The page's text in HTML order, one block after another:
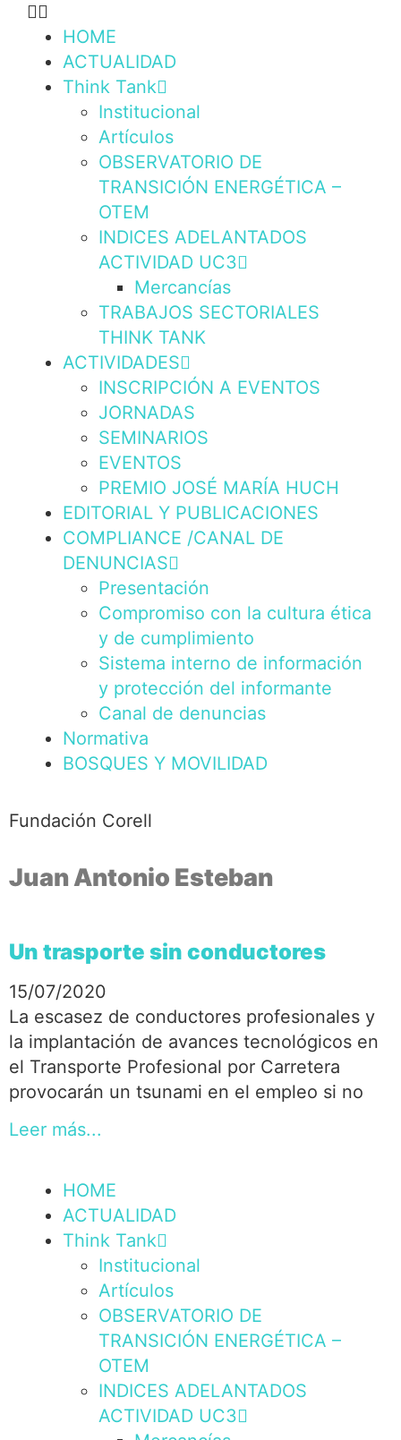
HOME
ACTUALIDAD
Think Tank
Institucional
Artículos
OBSERVATORIO DE
TRANSICIÓN ENERGÉTICA –
OTEM
INDICES ADELANTADOS
ACTIVIDAD UC3
Mercancías
TRABAJOS SECTORIALES
THINK TANK
ACTIVIDADES
INSCRIPCIÓN A EVENTOS
JORNADAS
SEMINARIOS
EVENTOS
PREMIO JOSÉ MARÍA HUCH
EDITORIAL Y PUBLICACIONES
COMPLIANCE /CANAL DE
DENUNCIAS
Presentación
Compromiso con la cultura ética
y de cumplimiento
Sistema interno de información
y protección del informante
Canal de denuncias
Normativa
BOSQUES Y MOVILIDAD
Fundación Corell
Juan Antonio Esteban
Un trasporte sin conductores
15/07/2020
La escasez de conductores profesionales y
la implantación de avances tecnológicos en
el Transporte Profesional por Carretera
provocarán un tsunami en el empleo si no
Leer más...
HOME
ACTUALIDAD
Think Tank
Institucional
Artículos
OBSERVATORIO DE
TRANSICIÓN ENERGÉTICA –
OTEM
INDICES ADELANTADOS
ACTIVIDAD UC3